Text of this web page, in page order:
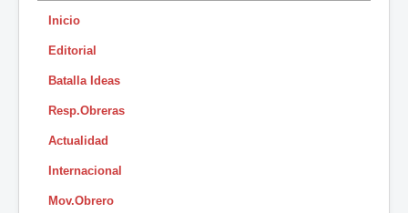
Edición impresa
Buscar
Inicio
Editorial
Batalla Ideas
Resp.Obreras
Actualidad
Internacional
Mov.Obrero